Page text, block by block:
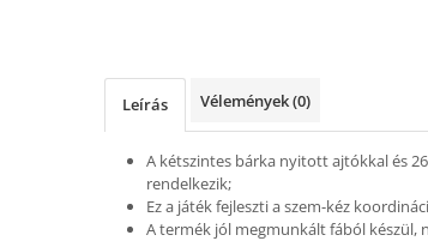
Reborn babákLeírás Vélemények(0)
A kétszintes bárka nyitott ajtókkal és
rendelkezik;
Ez a játék fejleszti a szem-kéz
A termék jól megmunkált fából készül,